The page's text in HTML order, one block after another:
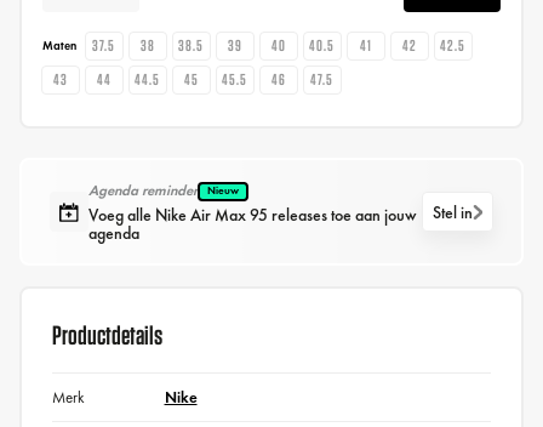
Maten 37.5 38 38.5 39 40 40.5 41 42
42.5
43
44 44.5 45 45.5 46 47.5
Agenda reminder Nieuw
Voeg alle Nike Air Max 95 releases toe aan jouw
agenda
Stel in
Productdetails
Merk Nike